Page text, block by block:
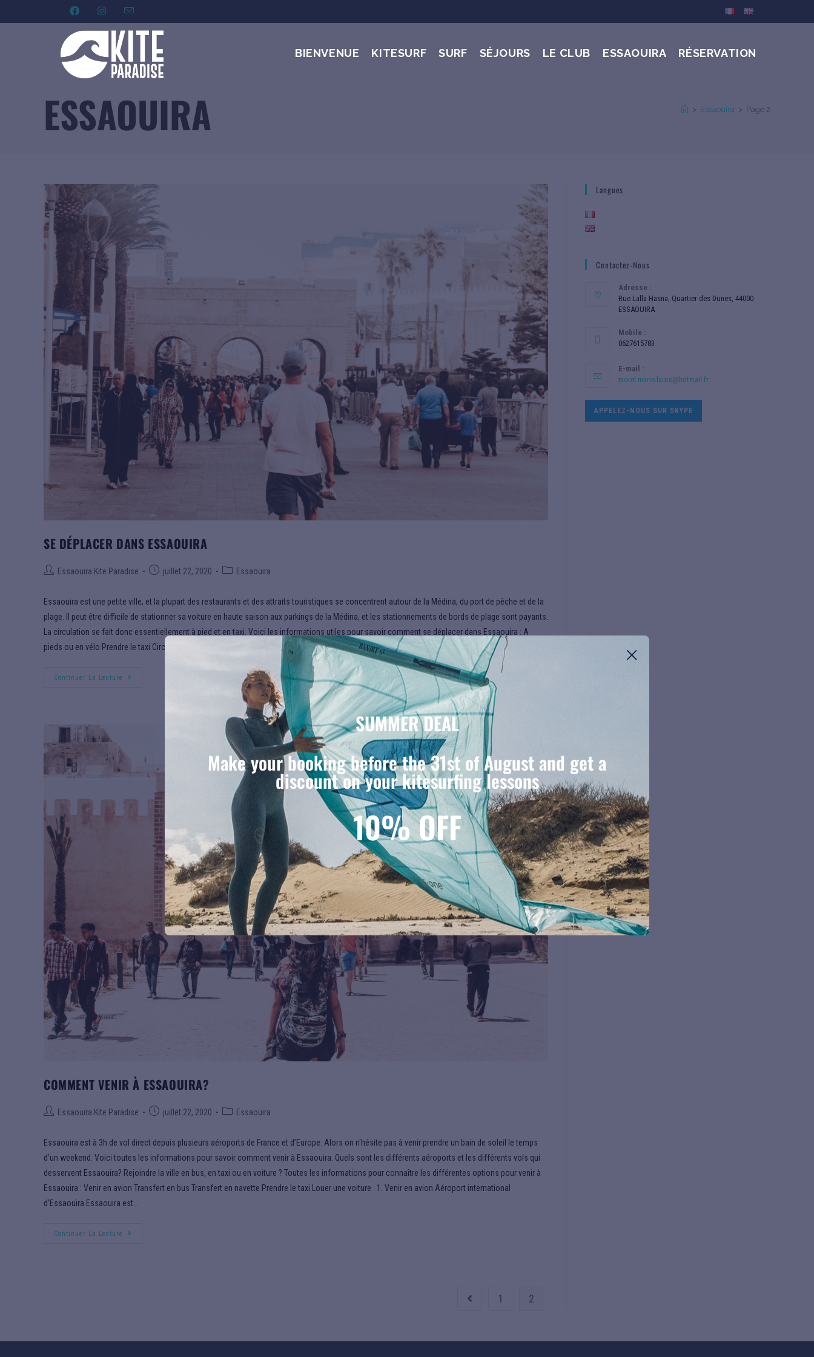
BIENVENUE KITESURF SURF SÉJOURS LE CLUB ESSAOUIRA RÉSERVATION
ESSAOUIRA > Essaouira > Page 2
SE DÉPLACER DANS ESSAOUIRA
Essaouira Kite Paradise juillet 22, 2020 Essaouira
Essaouira est une petite ville, et la plupart des restaurants et des attraits touristiques se concentrent autour de la Médina, du port de pêche et de la
plage. Il peut être difficile de stationner sa voiture en haute saison aux parkings de la Médina, et les stationnements de bords de plage sont payants.
La circulation se fait donc essentiellement à pied et en taxi. Voici les informations utiles pour savoir comment se déplacer dans Essaouira : A
pieds ou en vélo Prendre le taxi Circuler en voiture 1. A pieds ou en vélo Essaouira est une petite ville où…
Continuer La Lecture
COMMENT VENIR À ESSAOUIRA?
Essaouira Kite Paradise juillet 22, 2020 Essaouira
Essaouira est à 3h de vol direct depuis plusieurs aéroports de France et d’Europe. Alors on n'hésite pas à venir prendre un bain de soleil le temps
d’un weekend. Voici toutes les informations pour savoir comment venir à Essaouira. Quels sont les différents aéroports et les différents vols qui
desservent Essaouira? Rejoindre la ville en bus, en taxi ou en voiture ? Toutes les informations pour connaître les différentes options pour venir à
Essaouira : Venir en avion Transfert en bus Transfert en navette Prendre le taxi Louer une voiture 1. Venir en avion Aéroport international
d’Essaouira Essaouira est…
Continuer La Lecture
1 2
Langues
Contactez-Nous
Adresse :
Rue Lalla Hasna, Quartier des Dunes, 44000
ESSAOUIRA
Mobile :
0627615783
E-mail :
morel.marie-laure@hotmail.fr
APPELEZ-NOUS SUR SKYPE
SUMMER DEAL
Make your booking before the 31st of August and get a
discount on your kitesurfing lessons
10% OFF